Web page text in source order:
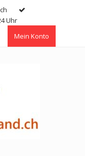
Uhr
Mein Konto